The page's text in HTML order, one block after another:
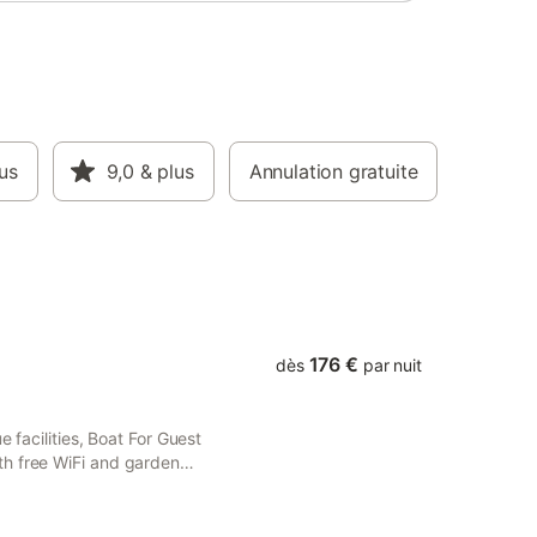
9,0 & plus Annulation gratuite
facilities, Boat For Guest
free WiFi and garden
dès 176 € par nuit